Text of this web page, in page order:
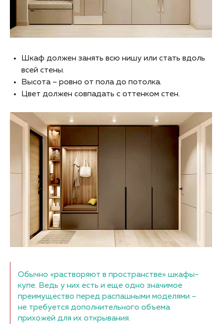
Шкаф должен занять всю нишу или стать вдоль
всей стены.
Высота – ровно от пола до потолка.
Цвет должен совпадать с оттенком стен.
Обычно «растворяют в пространстве» шкафы-
купе. Ведь у них есть и еще одно значимое
преимущество перед распашными моделями –
не требуется дополнительного объема
прихожей для их открывания.